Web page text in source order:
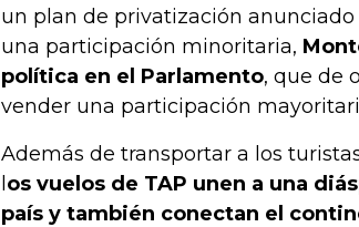
un plan de privatización
una participación minoritaria,
política en el Parlamento, que de
vender una participación
Además de transportar a los
os vuelos de TAP unen a una
país y también conectan el